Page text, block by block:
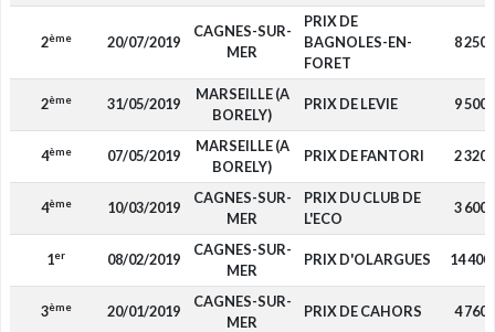
2ème 20/07/2019
CAGNES-SUR-
MER
PRIX DE
BAGNOLES-EN-
FORET
8 250
2ème 31/05/2019
MARSEILLE (A
BORELY)
PRIX DE LEVIE 9 500
4ème 07/05/2019
MARSEILLE (A
BORELY)
PRIX DE FANTORI 2 320
4ème 10/03/2019
CAGNES-SUR-
MER
PRIX DU CLUB DE
L'ECO
3 600
1er 08/02/2019
CAGNES-SUR-
MER
PRIX D'OLARGUES 14 400
3ème 20/01/2019
CAGNES-SUR-
MER
PRIX DE CAHORS 4 760